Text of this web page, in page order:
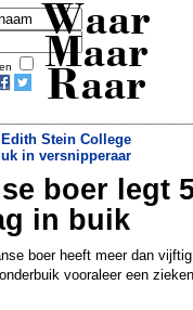
Waar
Maar
Raar
Stein College
in versnipperaar
Regels zijn
»
boer legt
in buik
boer heeft meer dan
vooraleer een